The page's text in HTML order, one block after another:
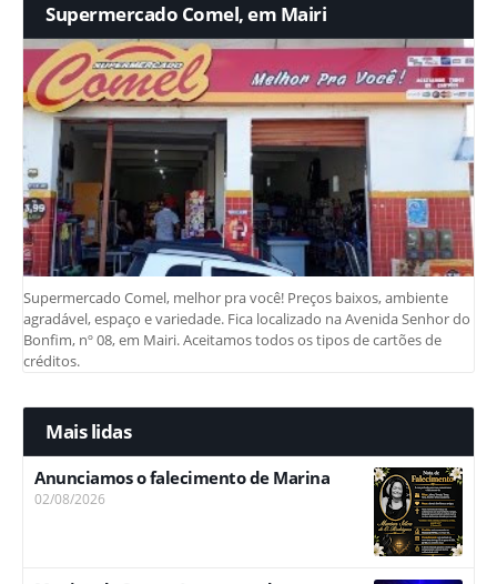
Supermercado Comel, em Mairi
Supermercado Comel, melhor pra você! Preços baixos, ambiente
agradável, espaço e variedade. Fica localizado na Avenida Senhor do
Bonfim, nº 08, em Mairi. Aceitamos todos os tipos de cartões de
créditos.
Mais lidas
Anunciamos o falecimento de Marina
02/08/2026